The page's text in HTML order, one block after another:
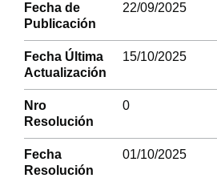
Fecha de
Publicación
22/09/2025
Fecha Última
Actualización
15/10/2025
Nro
Resolución
0
Fecha
Resolución
01/10/2025